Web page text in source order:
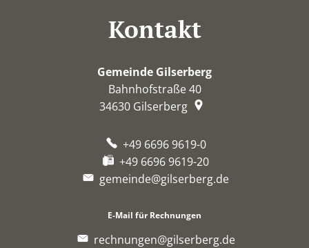
Kontakt
Gemeinde Gilserberg
Bahnhofstraße 40
34630 Gilserberg
+49 6696 9619-0
+49 6696 9619-20
gemeinde@gilserberg.de
E-Mail für Rechnungen
rechnungen@gilserberg.de